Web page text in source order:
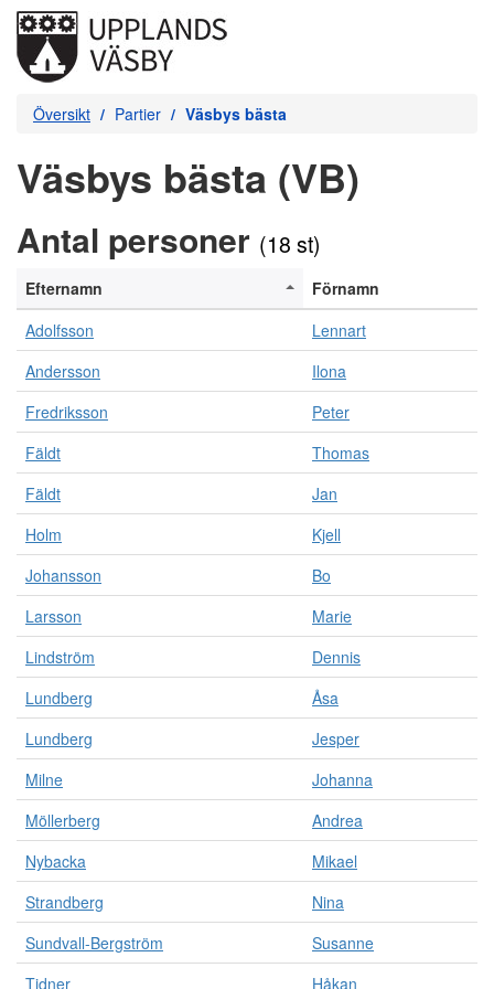
Översikt Partier Väsbys bästa
Väsbys bästa (VB)
Antal personer (18 st)
Efternamn
Förnamn
Adolfsson
Lennart
Andersson
Ilona
Fredriksson
Peter
Fäldt
Thomas
Fäldt
Jan
Holm
Kjell
Johansson
Bo
Larsson
Marie
Lindström
Dennis
Lundberg
Åsa
Lundberg
Jesper
Milne
Johanna
Möllerberg
Andrea
Nybacka
Mikael
Strandberg
Nina
Sundvall-Bergström
Susanne
Tidner
Håkan